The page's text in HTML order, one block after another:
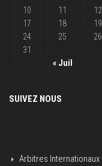
« Juil
10
11 12
17
18 19
24
25 26
31
SUIVEZ NOUS
Arbitres Internationaux